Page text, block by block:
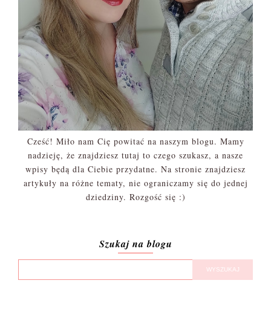
Cześć! Miło nam Cię powitać na naszym blogu. Mamy
nadzieję, że znajdziesz tutaj to czego szukasz, a nasze
wpisy będą dla Ciebie przydatne. Na stronie znajdziesz
artykuły na różne tematy, nie ograniczamy się do jednej
dziedziny. Rozgość się :)
Szukaj na blogu